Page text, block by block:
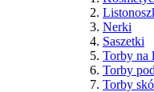
Nerki
Saszetki
Torby na
Torby
Torby